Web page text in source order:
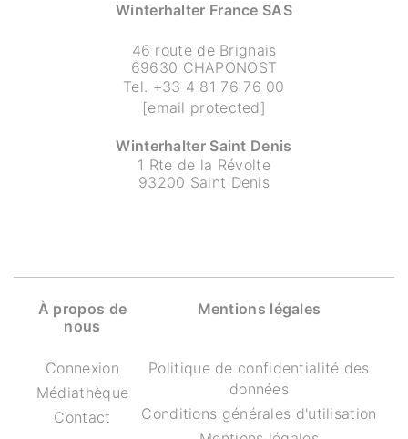
Winterhalter France SAS
46 route de Brignais
69630 CHAPONOST
Tel. +33 4 81 76 76 00
[email protected]
Winterhalter Saint Denis
1 Rte de la Révolte
93200 Saint Denis
À propos de
nous
Connexion
Médiathèque
Contact
Mentions légales
Politique de confidentialité des
données
Conditions générales d'utilisation